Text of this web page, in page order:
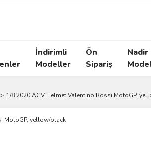
İndirimli
Modeller
Ön
Sipariş
Nadir
1/8 2020 AGV Helmet Valentino Rossi MotoGP,